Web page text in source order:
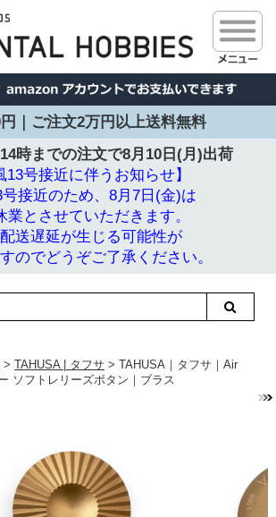
｜ご注文2万円以上送料無料
時までの注文で8月10日(月)出荷
13号接近に伴うお知らせ】
号接近のため、8月7日(金)は
業とさせていただきます。
送遅延が生じる可能性が
のでどうぞご了承ください。
> TAHUSA | タフサ > TAHUSA｜タフサ｜Air
ソフトレリーズボタン｜ブラス